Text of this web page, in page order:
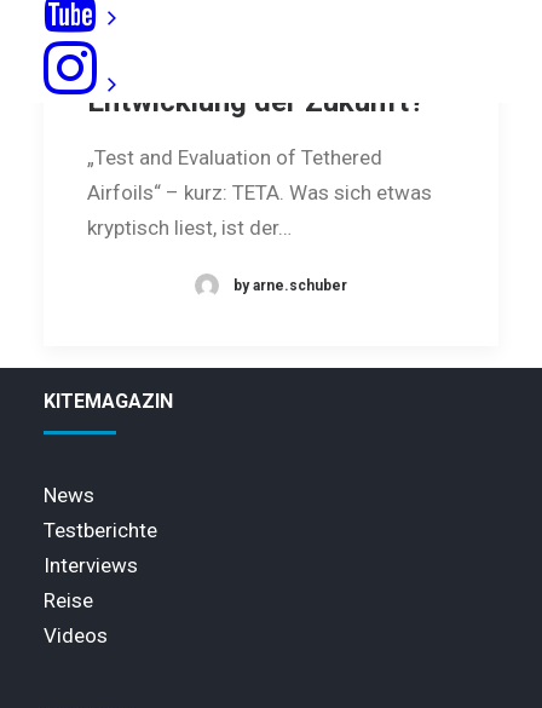
Projekt TETA: Die Kite-
Entwicklung der Zukunft?
„Test and Evaluation of Tethered
Airfoils“ – kurz: TETA. Was sich etwas
kryptisch liest, ist der…
by arne.schuber
KITEMAGAZIN
News
Testberichte
Interviews
Reise
Videos